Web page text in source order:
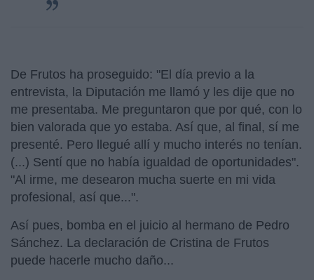
De Frutos ha proseguido: "El día previo a la
entrevista, la Diputación me llamó y les dije que no
me presentaba. Me preguntaron que por qué, con lo
bien valorada que yo estaba. Así que, al final, sí me
presenté. Pero llegué allí y mucho interés no tenían.
(...) Sentí que no había igualdad de oportunidades".
"Al irme, me desearon mucha suerte en mi vida
profesional, así que...".
Así pues, bomba en el juicio al hermano de Pedro
Sánchez. La declaración de Cristina de Frutos
puede hacerle mucho daño...